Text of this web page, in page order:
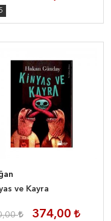
ve Kayra
374,00